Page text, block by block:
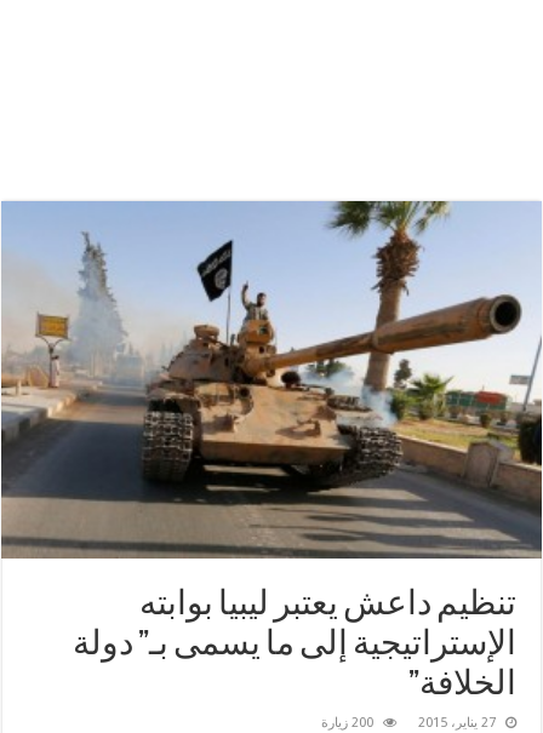
تنظيم داعش يعتبر ليبيا بوابته
الإستراتيجية إلى ما يسمى بـ” دولة
الخلافة”
27 يناير، 2015 200 زيارة